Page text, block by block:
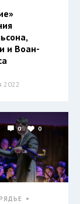
и Воан-
2022
0 0